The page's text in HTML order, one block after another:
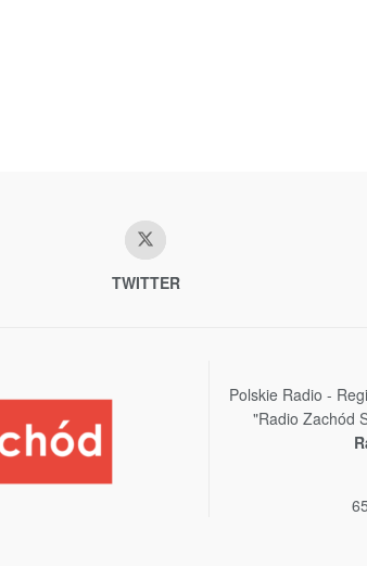
TWITTER
Polskie Radio -
"Radio Zachód